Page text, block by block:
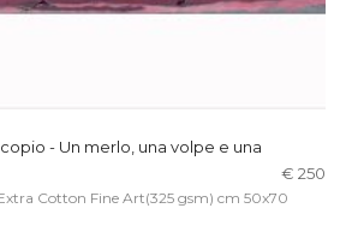
- Un merlo, una volpe e una
€ 250
Cotton Fine Art(325 gsm) cm 50x70